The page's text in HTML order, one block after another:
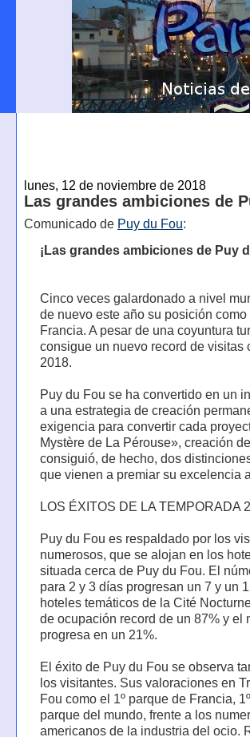
lunes, 12 de noviembre de 2018
Las grandes ambiciones de
Comunicado de Puy du Fou:
¡Las grandes ambiciones de Puy
Cinco veces galardonado a nivel
de nuevo este año su posición como
Francia. A pesar de una coyuntura
consigue un nuevo record de visitas
2018.
Puy du Fou se ha convertido en un
a una estrategia de creación
exigencia para convertir cada
Mystère de La Pérouse», creación
consiguió, de hecho, dos
que vienen a premiar su excelencia
LOS ÉXITOS DE LA TEMPORADA
Puy du Fou es respaldado por los
numerosos, que se alojan en los
situada cerca de Puy du Fou. El
para 2 y 3 días progresan un 7 y un
hoteles temáticos de la Cité
de ocupación record de un 87% y el
progresa en un 21%.
El éxito de Puy du Fou se observa
los visitantes. Sus valoraciones en
Fou como el 1º parque de Francia,
parque del mundo, frente a los
americanos de la industria del ocio.